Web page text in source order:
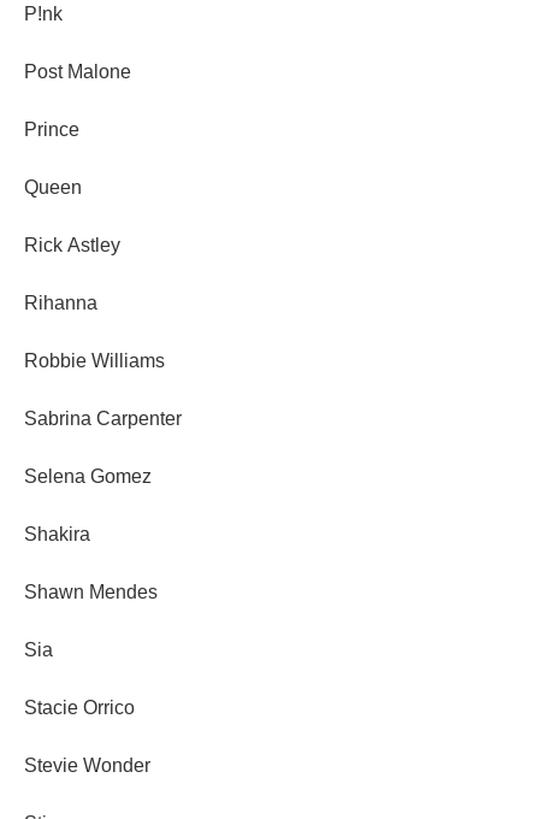
P!nk
Post Malone
Prince
Queen
Rick Astley
Rihanna
Robbie Williams
Sabrina Carpenter
Selena Gomez
Shakira
Shawn Mendes
Sia
Stacie Orrico
Stevie Wonder